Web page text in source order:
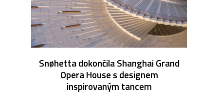
Snøhetta dokončila Shanghai Grand
Opera House s designem
inspirovaným tancem